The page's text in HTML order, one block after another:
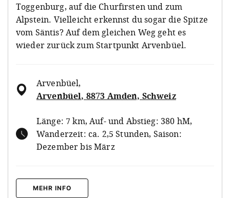
Toggenburg, auf die Churfirsten und zum
Alpstein. Vielleicht erkennst du sogar die Spitze
vom Säntis? Auf dem gleichen Weg geht es
wieder zurück zum Startpunkt Arvenbüel.
Arvenbüel,
Arvenbüel, 8873 Amden, Schweiz
Länge: 7 km, Auf- und Abstieg: 380 hM,
Wanderzeit: ca. 2,5 Stunden, Saison:
Dezember bis März
MEHR INFO